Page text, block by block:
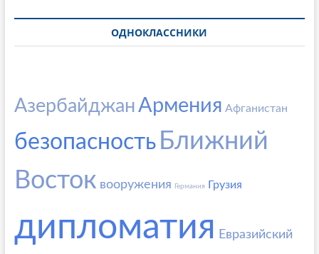
ОДНОКЛАССНИКИ
АзербайджанАрмения Афганистан
безопасность Ближний
Восток вооружения Германия Грузия
дипломатия Евразийский